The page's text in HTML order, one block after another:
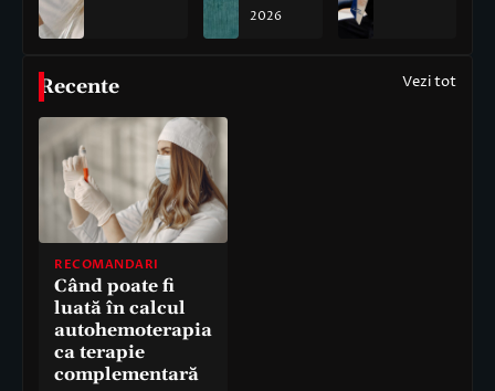
2026
Recente Vezi tot
RECOMANDARI
Când poate fi
luată în calcul
autohemoterapia
ca terapie
complementară